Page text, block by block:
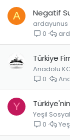
A Negatif
ardayunus
0
Türkiye
Anadolu
0
Y
Yeşil Sosyal
0